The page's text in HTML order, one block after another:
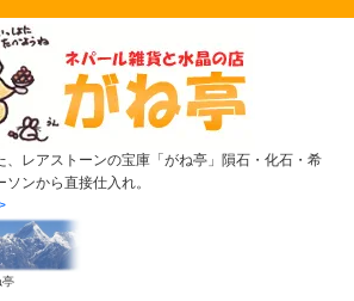
、レアストーンの宝庫「がね亭」隕石・化石・希
ンから直接仕入れ。
亭